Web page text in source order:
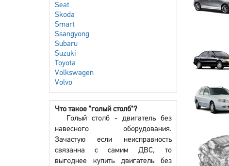
Seat
Skoda
Smart
Ssangyong
Subaru
Suzuki
Toyota
Volkswagen
Volvo
Что такое "голый столб"?
Голый столб - двигатель без
навесного оборудования.
Зачастую если неисправность
связанна с самим ДВС, то
выгоднее купить двигатель без